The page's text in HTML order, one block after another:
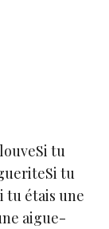
tu
tu
tu étais une
aigue-